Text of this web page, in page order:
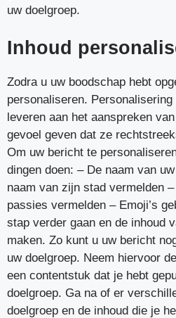
uw doelgroep.
Inhoud
Zodra u uw boodschap hebt
personaliseren.
leveren aan het aanspreken
gevoel geven dat ze
Om uw bericht te
dingen doen: – De naam van
naam van zijn stad vermelden
passies vermelden – Emoji’s
stap verder gaan en de inhoud
maken. Zo kunt u uw bericht
uw doelgroep. Neem hiervoor
een contentstuk dat je hebt
doelgroep. Ga na of er
doelgroep en de inhoud die je